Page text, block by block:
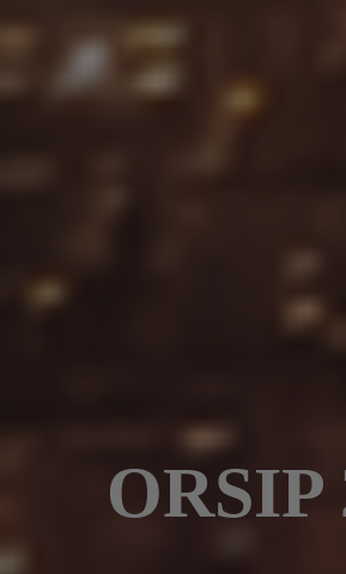
ORSIP